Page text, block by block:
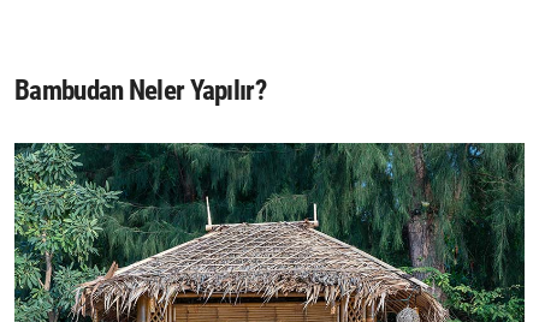
Bambudan Neler Yapılır?